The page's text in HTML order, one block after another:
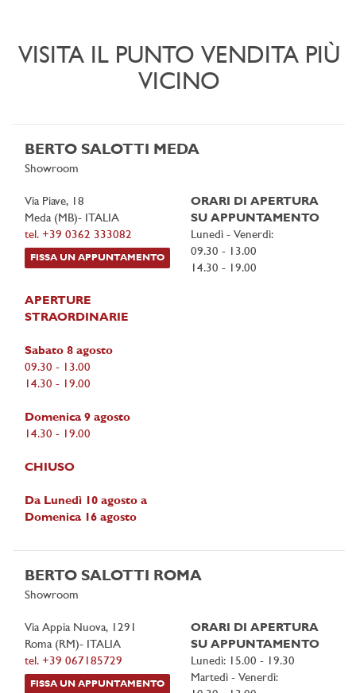
VISITA IL PUNTO VENDITA PIÙ
VICINO
BERTO SALOTTI MEDA
Showroom
Via Piave, 18
Meda (MB)- ITALIA
tel. +39 0362 333082
FISSA UN APPUNTAMENTO
ORARI DI APERTURA
SU APPUNTAMENTO
Lunedì - Venerdì:
09.30 - 13.00
14.30 - 19.00
APERTURE
STRAORDINARIE
Sabato 8 agosto
09.30 - 13.00
14.30 - 19.00
Domenica 9 agosto
14.30 - 19.00
CHIUSO
Da Lunedì 10 agosto a
Domenica 16 agosto
BERTO SALOTTI ROMA
Showroom
Via Appia Nuova, 1291
Roma (RM)- ITALIA
tel. +39 067185729
FISSA UN APPUNTAMENTO
ORARI DI APERTURA
SU APPUNTAMENTO
Lunedì: 15.00 - 19.30
Martedì - Venerdì: